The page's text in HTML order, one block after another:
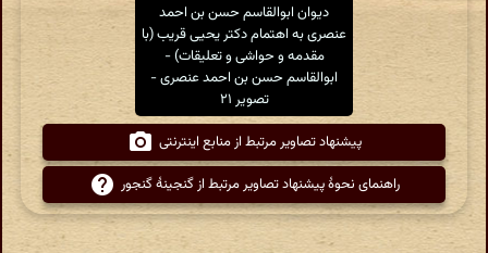
دیوان ابوالقاسم حسن بن احمد
عنصری به اهتمام دکتر یحیی قریب (با
مقدمه و حواشی و تعلیقات) -
ابوالقاسم حسن بن احمد عنصری -
تصویر ۲۱
پیشنهاد تصاویر مرتبط از منابع اینترنتی
راهنمای نحوهٔ پیشنهاد تصاویر مرتبط از گنجینهٔ گنجور